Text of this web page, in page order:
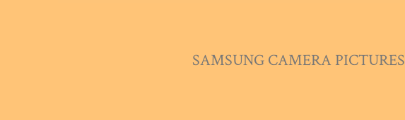
SAMSUNG CAMERA PICTURES